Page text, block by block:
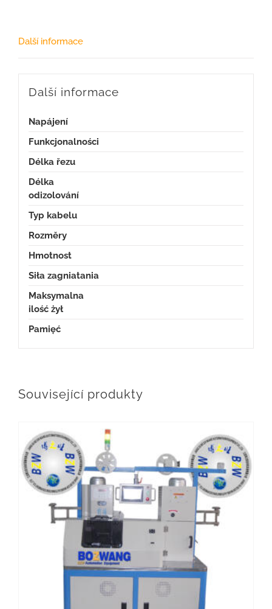
Další informace
Další informace
Napájení
Funkcjonalności
Délka řezu
Délka
odizolování
Typ kabelu
Rozměry
Hmotnost
Siła zagniatania
Maksymalna
ilość żył
Pamięć
Související produkty